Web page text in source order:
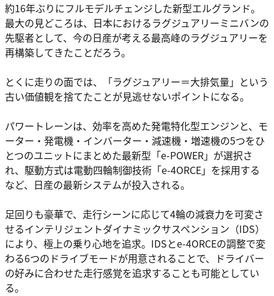
約16年ぶりにフルモデルチェンジした新型エルグランド。
最大の見どころは、日本におけるラグジュアリーミニバンの
先駆者として、今の日産が考える最高峰のラグジュアリーを
再構築してきたことだろう。
とくに走りの面では、「ラグジュアリー＝大排気量」という
古い価値観を捨てたことが見逃せないポイントになる。
パワートレーンは、効率を高めた発電特化型エンジンと、モ
ーター・発電機・インバーター・減速機・増速機の5つをひ
とつのユニットにまとめた最新型「e-POWER」が選択さ
れ、駆動方式は電動四輪制御技術「e-4ORCE」を採用する
など、日産の最新システムが投入される。
足回りも豪華で、走行シーンに応じて4輪の減衰力を可変さ
せるインテリジェントダイナミックサスペンション（IDS）
により、極上の乗り心地を追求。IDSとe-4ORCEの調整で変
わる6つのドライブモードが用意されることで、ドライバー
の好みに合わせた走行感覚を追求することも可能としてい
る。